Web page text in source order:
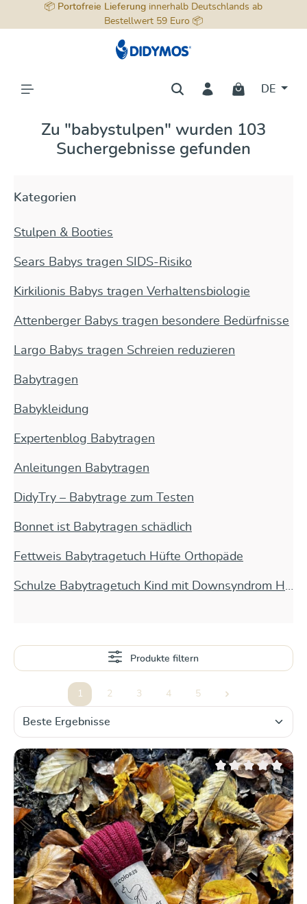
springen
📦 Portofreie Lieferung innerhalb Deutschlands ab
Bestellwert 59 Euro 📦
DE
Zu "babystulpen" wurden 103
Suchergebnisse gefunden
Kategorien
Stulpen & Booties
Sears Babys tragen SIDS-Risiko
Kirkilionis Babys tragen Verhaltensbiologie
Attenberger Babys tragen besondere Bedürfnisse
Largo Babys tragen Schreien reduzieren
Babytragen
Babykleidung
Expertenblog Babytragen
Anleitungen Babytragen
DidyTry – Babytrage zum Testen
Bonnet ist Babytragen schädlich
Fettweis Babytragetuch Hüfte Orthopäde
Schulze Babytragetuch Kind mit Downsyndrom Herzfehler
Produkte filtern
Seite
1
Seite
2
Seite
3
Seite
4
Seite
5
Durchschnittliche